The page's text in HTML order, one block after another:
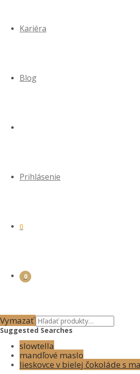
Kariéra
Blog
Prihlásenie
0
0
Vymazať
Suggested Searches
slowtella
mandľové maslo
lieskovce v bielej čokoláde s